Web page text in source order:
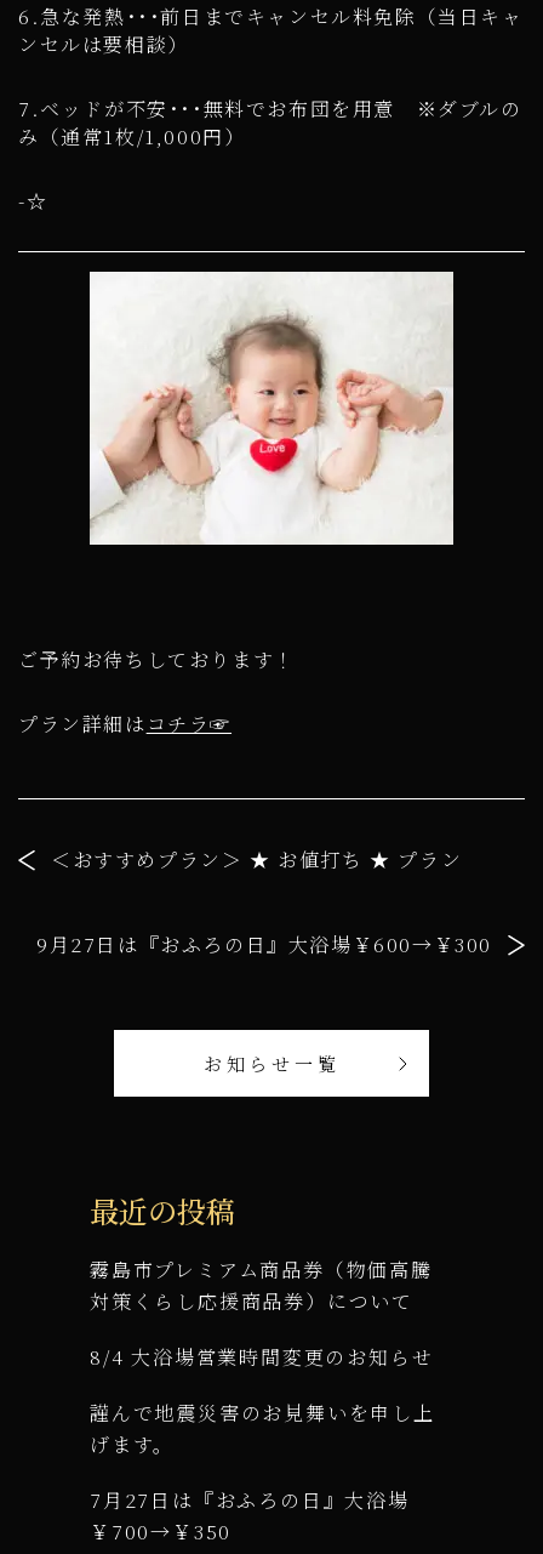
6.急な発熱･･･前日までキャンセル料免除（当日キャ
ンセルは要相談）
7.ベッドが不安･･･無料でお布団を用意 ※ダブルの
み（通常1枚/1,000円）
-☆
ご予約お待ちしております！
プラン詳細はコチラ☞
＜おすすめプラン＞ ★ お値打ち ★ プラン
9月27日は『おふろの日』大浴場￥600→￥300
お知らせ一覧
最近の投稿
霧島市プレミアム商品券（物価高騰
対策くらし応援商品券）について
8/4 大浴場営業時間変更のお知らせ
謹んで地震災害のお見舞いを申し上
げます。
7月27日は『おふろの日』大浴場
￥700→￥350